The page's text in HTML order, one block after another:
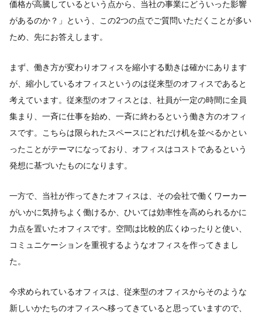
価格が高騰しているという点から、当社の事業にどういった影響
があるのか？」という、この2つの点でご質問いただくことが多い
ため、先にお答えします。
まず、働き方が変わりオフィスを縮小する動きは確かにあります
が、縮小しているオフィスというのは従来型のオフィスであると
考えています。従来型のオフィスとは、社員が一定の時間に全員
集まり、一斉に仕事を始め、一斉に終わるという働き方のオフィ
スです。こちらは限られたスペースにどれだけ机を並べるかとい
ったことがテーマになっており、オフィスはコストであるという
発想に基づいたものになります。
一方で、当社が作ってきたオフィスは、その会社で働くワーカー
がいかに気持ちよく働けるか、ひいては効率性を高められるかに
力点を置いたオフィスです。空間は比較的広くゆったりと使い、
コミュニケーションを重視するようなオフィスを作ってきまし
た。
今求められているオフィスは、従来型のオフィスからそのような
新しいかたちのオフィスへ移ってきていると思っていますので、